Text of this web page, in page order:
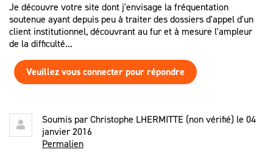
Je découvre votre site dont j'envisage la fréquentation
soutenue ayant depuis peu à traiter des dossiers d'appel d'un
client institutionnel, découvrant au fur et à mesure l'ampleur
de la difficulté...
Veuillez vous connecter pour répondre
Soumis parChristophe LHERMITTE (non vérifié) le 04
janvier 2016
Permalien